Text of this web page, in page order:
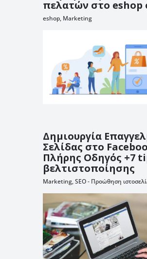
πελατών στο eshop
eshop, Marketing
Δημιουργία
Σελίδας στο
Πλήρης Οδηγός +7
βελτιστοποίησης
Marketing,SEO - Προώθηση